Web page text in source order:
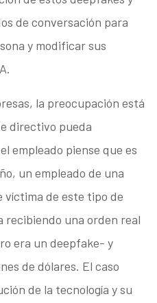
de conversación para
y modificar sus
la preocupación está
directivo pueda
empleado piense que es
un empleado de una
víctima de este tipo de
recibiendo una orden real
era un deepfake- y
de dólares. El caso
de la tecnología y su